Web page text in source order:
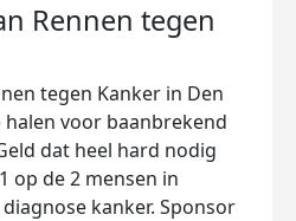
Rennen tegen
tegen Kanker in Den
voor baanbrekend
dat heel hard nodig
op de 2 mensen in
kanker. Sponsor